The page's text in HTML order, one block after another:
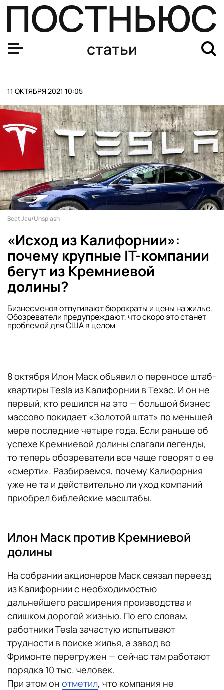
статьи
11 ОКТЯБРЯ 2021 10:05
Beat Jau/Unsplash
«Исход из Калифорнии»:
почему крупные IT-компании
бегут из Кремниевой
долины?
Бизнесменов отпугивают бюрократы и цены на жилье.
Обозреватели предупреждают, что скоро это станет
проблемой для США в целом
8 октября Илон Маск объявил о переносе штаб-
квартиры Tesla из Калифорнии в Техас. И он не
первый, кто решился на это — большой бизнес
массово покидает «Золотой штат» по меньшей
мере последние четыре года. Если раньше об
успехе Кремниевой долины слагали легенды,
то теперь обозреватели все чаще говорят о ее
«смерти». Разбираемся, почему Калифорния
уже не та и действительно ли уход компаний
приобрел библейские масштабы.
Илон Маск против Кремниевой
долины
На собрании акционеров Маск связал переезд
из Калифорнии с необходимостью
дальнейшего расширения производства и
слишком дорогой жизнью. По его словам,
работники Tesla зачастую испытывают
трудности в поиске жилья, а завод во
Фримонте перегружен — сейчас там работают
порядка 10 тыс. человек.
При этом он отметил, что компания не
Российские фигуристки заняли весь пьедестал на